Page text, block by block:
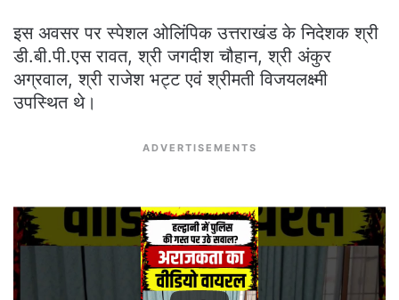
इस अवसर पर स्पेशल ओलिंपिक उत्तराखंड के निदेशक श्री
डी.बी.पी.एस रावत, श्री जगदीश चौहान, श्री अंकुर
अग्रवाल, श्री राजेश भट्ट एवं श्रीमती विजयलक्ष्मी
उपस्थित थे।
ADVERTISEMENTS